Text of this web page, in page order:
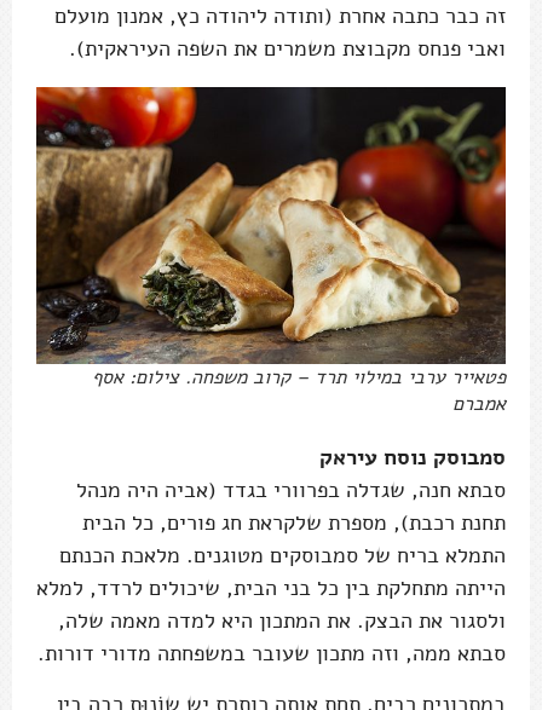
זה כבר כתבה אחרת (ותודה ליהודה כץ, אמנון מועלם
ואבי פנחס מקבוצת משמרים את השפה העיראקית).
פטאייר ערבי במילוי תרד – קרוב משפחה. צילום: אסף
אמברם
סמבוסק נוסח עיראק
סבתא חנה, שגדלה בפרוורי בגדד (אביה היה מנהל
תחנת רכבת), מספרת שלקראת חג פורים, כל הבית
התמלא בריח של סמבוסקים מטוגנים. מלאכת הכנתם
הייתה מתחלקת בין כל בני הבית, שיכולים לרדד, למלא
ולסגור את הבצק. את המתכון היא למדה מאמה שלה,
סבתא ממה, וזה מתכון שעובר במשפחתה מדורי דורות.
במתכונים רבים, תחת אותה כותרת יש שוֹנוּת רבה בין